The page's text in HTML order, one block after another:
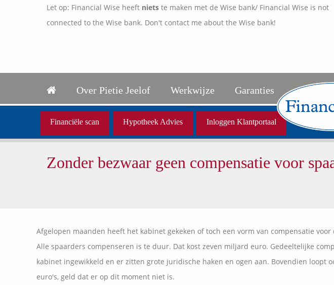
Let op: Financial Wise heeft niets te maken met de Wise bank/ Financial Wise is not
connected to the Wise bank. Don't contact me about the Wise bank!
Over Pietie Jeelof Werkwijze Garanties
Uw garanties
Vergelijkingskaarten
Samenwerkende
Expats services
Financiële scan Hypotheek Advies Inloggen Klantportaal
Zonder bezwaar geen compensatie voor
Afgelopen maanden heeft het kabinet gekeken of toch een vorm van compensatie voor
Alle spaarders compenseren is te duur. Dat kost zeven miljard euro. Gedeeltelijke
kabinet ingewikkeld en er zitten grote juridische haken en ogen aan. Bovendien loopt
euro's, geld dat er op dit moment niet is.